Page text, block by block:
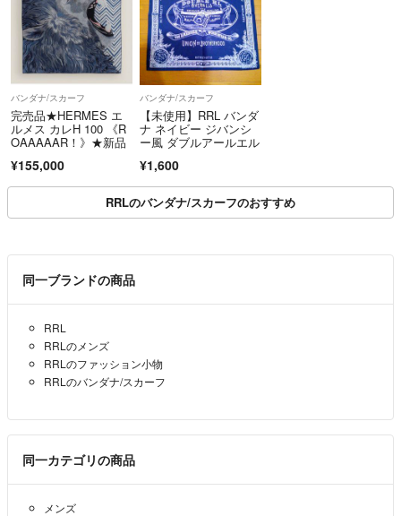
バンダナ/スカーフ
完売品★HERMES エ
ルメス カレH 100 《R
OAAAAAR！》★新品
¥155,000
バンダナ/スカーフ
【未使用】RRL バンダ
ナ ネイビー ジバンシ
ー風 ダブルアールエル
¥1,600
RRLのバンダナ/スカーフのおすすめ
同一ブランドの商品
RRL
RRLのメンズ
RRLのファッション小物
RRLのバンダナ/スカーフ
同一カテゴリの商品
メンズ